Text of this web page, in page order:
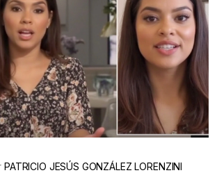
PATRICIO JESÚS GONZÁLEZ LORENZINI